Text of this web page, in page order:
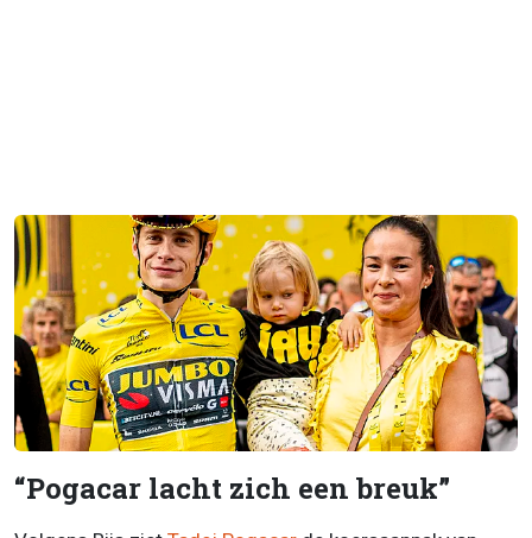
“Pogacar lacht zich een breuk”